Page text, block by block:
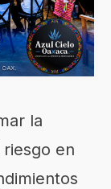
la
en